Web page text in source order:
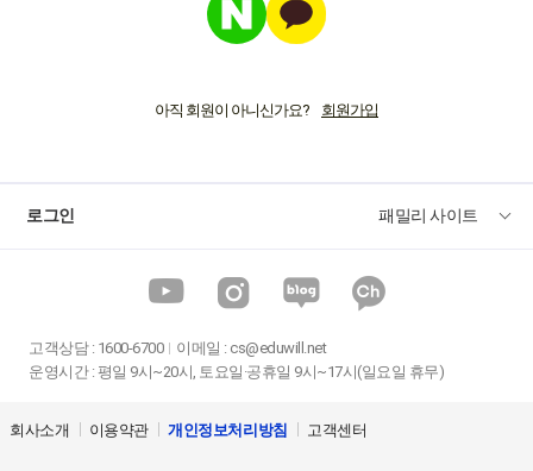
아직 회원이 아니신가요?
로그인 패밀리 사이트
고객상담: 1600-6700 이메일 : cs@eduwill.net
운영시간 : 평일 9시~20시, 토요일·공휴일 9시~17시(일요일 휴무)
회사소개 이용약관 개인정보처리방침 고객센터